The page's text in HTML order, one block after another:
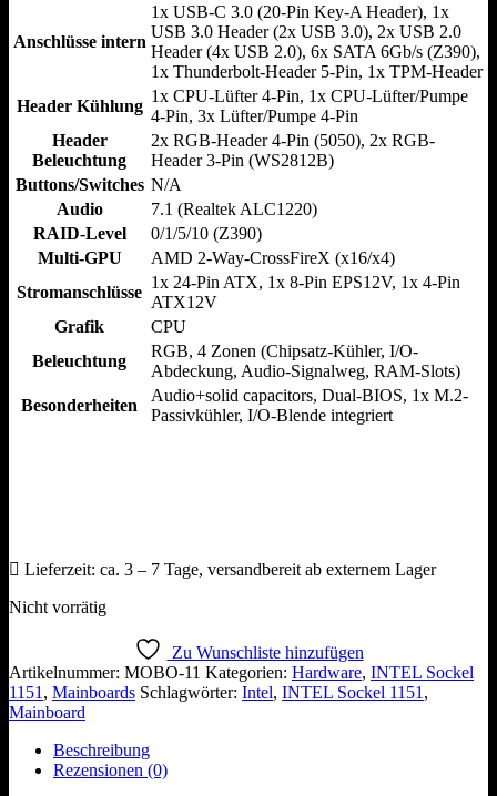
Anschlüsse intern
1x USB-C 3.0 (20-Pin Key-A Header), 1x
USB 3.0 Header (2x USB 3.0), 2x USB 2.0
Header (4x USB 2.0), 6x SATA 6Gb/s (Z390),
1x Thunderbolt-Header 5-Pin, 1x TPM-Header
Header Kühlung
1x CPU-Lüfter 4-Pin, 1x CPU-Lüfter/​Pumpe
4-Pin, 3x Lüfter/​Pumpe 4-Pin
Header
Beleuchtung
2x RGB-Header 4-Pin (5050), 2x RGB-
Header 3-Pin (WS2812B)
Buttons/Switches N/​A
Audio
7.1 (Realtek ALC1220)
RAID-Level
0/​1/​5/​10 (Z390)
Multi-GPU
AMD 2-Way-CrossFireX (x16/​x4)
Stromanschlüsse
1x 24-Pin ATX, 1x 8-Pin EPS12V, 1x 4-Pin
ATX12V
Grafik
CPU
Beleuchtung
RGB, 4 Zonen (Chipsatz-Kühler, I/​O-
Abdeckung, Audio-Signalweg, RAM-Slots)
Besonderheiten
Audio+solid capacitors, Dual-BIOS, 1x M.2-
Passivkühler, I/​O-Blende integriert
Lieferzeit: ca. 3 – 7 Tage, versandbereit ab externem Lager
Nicht vorrätig
Zu Wunschliste hinzufügen
Artikelnummer: MOBO-11 Kategorien: Hardware, INTEL Sockel
1151 , Mainboards Schlagwörter: Intel, INTEL Sockel 1151 ,
Mainboard
Beschreibung
Rezensionen (0)